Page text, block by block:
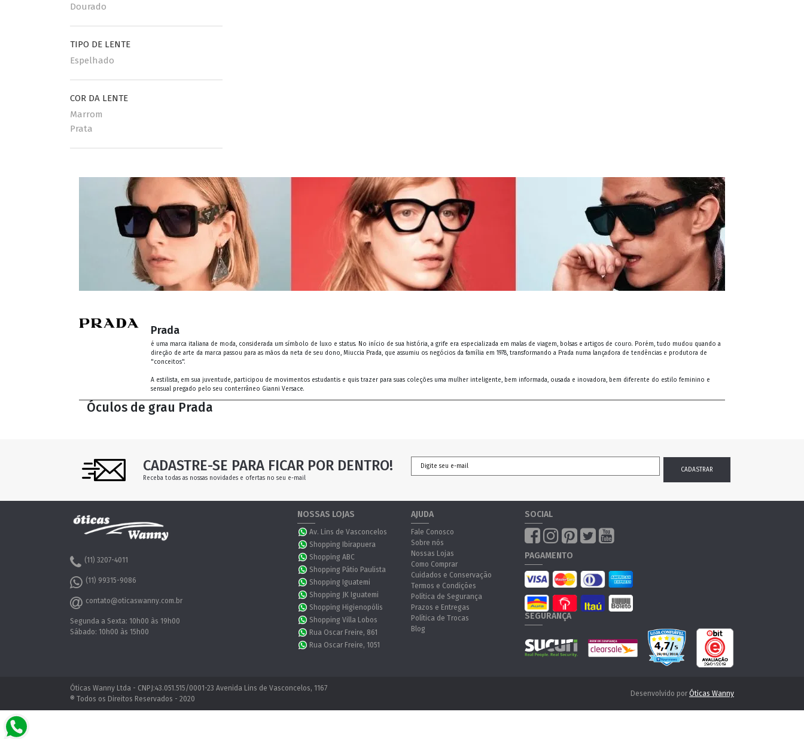
Dourado
TIPO DE LENTE
Espelhado
COR DA LENTE
Marrom
Prata
Prada
é uma marca italiana de moda, considerada um símbolo de luxo e status. No início de sua história, a grife era especializada em malas de viagem, bolsas e artigos de couro. Porém, tudo mudou quando a
direção de arte da marca passou para as mãos da neta de seu dono, Miuccia Prada, que assumiu os negócios da família em 1978, transformando a Prada numa lançadora de tendências e produtora de
"conceitos".
A estilista, em sua juventude, participou de movimentos estudantis e quis trazer para suas coleções uma mulher inteligente, bem informada, ousada e inovadora, bem diferente do estilo feminino e
sensual pregado pelo seu conterrâneo Gianni Versace.
Óculos de grau Prada
CADASTRE-SE PARA FICAR POR DENTRO!
Receba todas as nossas novidades e ofertas no seu e-mail
(11) 3207-4011
(11) 99315-9086
contato@oticaswanny.com.br
Segunda a Sexta: 10h00 às 19h00
Sábado: 10h00 às 15h00
NOSSAS LOJAS
Av. Lins de Vasconcelos
Shopping Ibirapuera
Shopping ABC
Shopping Pátio Paulista
Shopping Iguatemi
Shopping JK Iguatemi
Shopping Higienopólis
Shopping Villa Lobos
Rua Oscar Freire, 861
Rua Oscar Freire, 1051
AJUDA
Fale Conosco
Sobre nós
Nossas Lojas
Como Comprar
Cuidados e Conservação
Termos e Condições
Política de Segurança
Prazos e Entregas
Política de Trocas
Blog
SOCIAL
PAGAMENTO
SEGURANÇA
Óticas Wanny Ltda - CNPJ:43.051.515/0001-23 Avenida Lins de Vasconcelos, 1167
® Todos os Direitos Reservados - 2020
Desenvolvido por Óticas Wanny